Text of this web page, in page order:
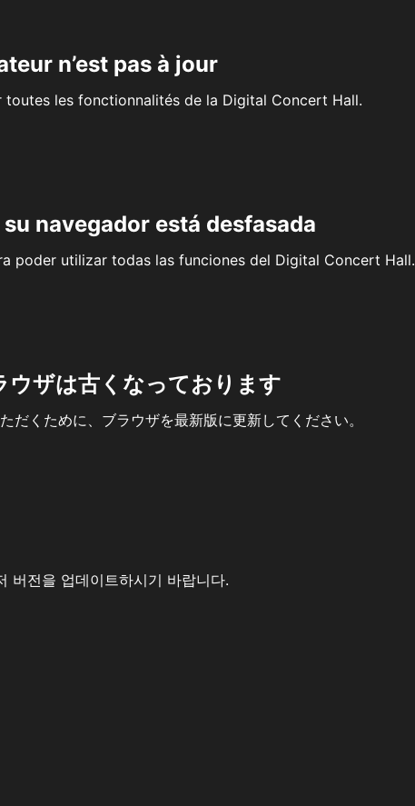
n’est pas à jour
les fonctionnalités de la Digital Concert Hall.
navegador está desfasada
poder utilizar todas las funciones del Digital Concert Hall.
ウザは古くなっております
くために、ブラウザを最新版に更新してください。
버전을 업데이트하시기 바랍니다.